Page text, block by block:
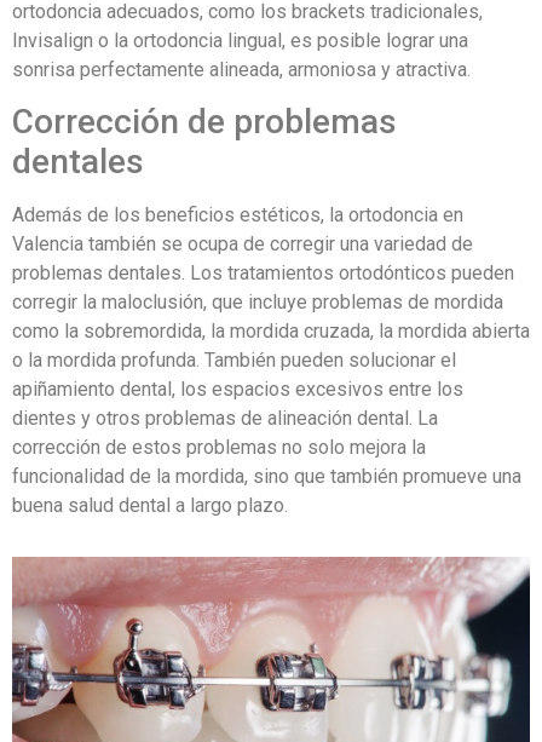
ortodoncia adecuados, como los brackets tradicionales,
Invisalign o la ortodoncia lingual, es posible lograr una
sonrisa perfectamente alineada, armoniosa y atractiva.
Corrección de problemas
dentales
Además de los beneficios estéticos, la ortodoncia en
Valencia también se ocupa de corregir una variedad de
problemas dentales. Los tratamientos ortodónticos pueden
corregir la maloclusión, que incluye problemas de mordida
como la sobremordida, la mordida cruzada, la mordida abierta
o la mordida profunda. También pueden solucionar el
apiñamiento dental, los espacios excesivos entre los
dientes y otros problemas de alineación dental. La
corrección de estos problemas no solo mejora la
funcionalidad de la mordida, sino que también promueve una
buena salud dental a largo plazo.